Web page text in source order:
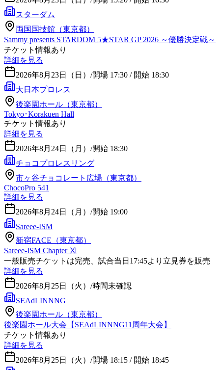
スターダム
両国国技館（東京都）
Sammy presents STARDOM 5★STAR GP 2026 ～優勝決定戦～
チケット情報あり
詳細を見る
2026年8月23日（日） /開場 17:30 / 開始 18:30
大日本プロレス
後楽園ホール（東京都）
Tokyo･Korakuen Hall
チケット情報あり
詳細を見る
2026年8月24日（月） /開始 18:30
チョコプロレスリング
市ヶ谷チョコレート広場（東京都）
ChocoPro 541
詳細を見る
2026年8月24日（月） /開始 19:00
Sareee-ISM
新宿FACE（東京都）
Sareee-ISM Chapter Ⅺ
一般販売チケットは完売、試合当日17:45より立見券を販売
詳細を見る
2026年8月25日（火） /時間未確認
SEAdLINNNG
後楽園ホール（東京都）
後楽園ホール大会【SEAdLINNNG11周年大会】
チケット情報あり
詳細を見る
2026年8月25日（火） /開場 18:15 / 開始 18:45